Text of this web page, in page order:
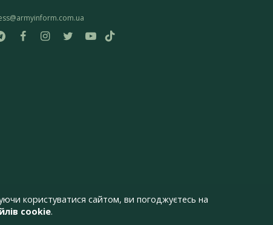
користуватися сайтом, ви погоджуєтесь на
cookie.